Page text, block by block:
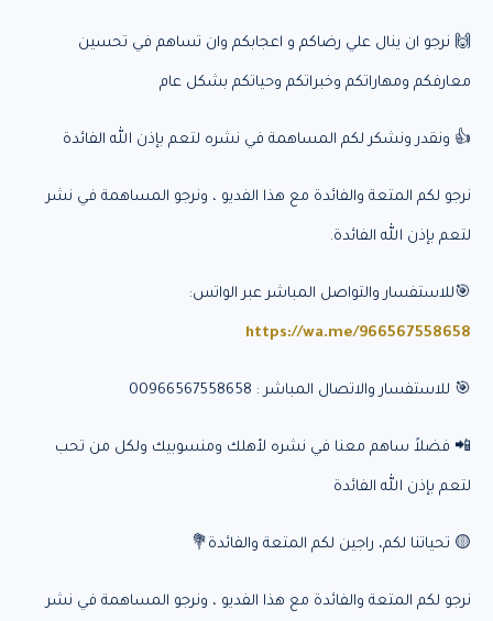
🙌 نرجو ان ينال علي رضاكم و اعجابكم وان تساهم في تحسين
معارفكم ومهاراتكم وخبراتكم وحياتكم بشكل عام
👍 ونقدر ونشكر لكم المساهمة في نشره لتعم بإذن الله الفائدة
نرجو لكم المتعة والفائدة مع هذا الفديو ، ونرجو المساهمة في نشر
لتعم بإذن الله الفائدة.
🎯للاستفسار والتواصل المباشر عبر الواتس:
https://wa.me/966567558658
🎯 للاستفسار والاتصال المباشر : 00966567558658
📲 فضلاً ساهم معنا في نشره لأهلك ومنسوبيك ولكل من تحب
لتعم بإذن الله الفائدة
🟡 تحياتنا لكم، راجين لكم المتعة والفائدة💐
نرجو لكم المتعة والفائدة مع هذا الفديو ، ونرجو المساهمة في نشر